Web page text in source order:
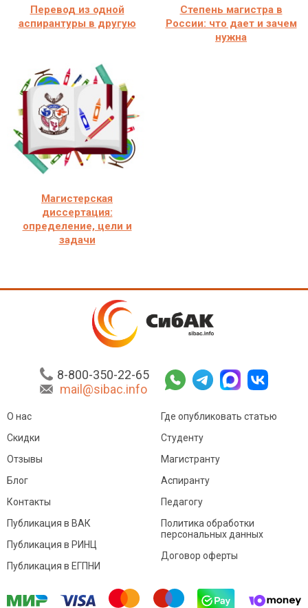
Перевод из одной
аспирантуры в другую
Степень магистра в
России: что дает и зачем
нужна
Магистерская
диссертация:
определение, цели и
задачи
8-800-350-22-65
mail@sibac.info
О нас
Скидки
Отзывы
Блог
Контакты
Где опубликовать статью
Студенту
Магистранту
Аспиранту
Педагогу
Публикация в ВАК
Публикация в РИНЦ
Публикация в ЕГПНИ
Политика обработки
персональных данных
Договор оферты